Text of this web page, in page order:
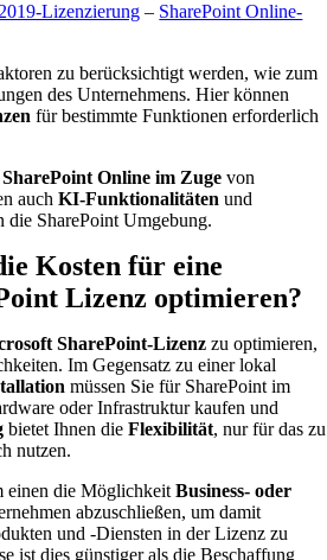
Lizenzierung – SharePoint Online-
zu berücksichtigt werden, wie zum
des Unternehmens. Hier können
für bestimmte Funktionen erforderlich
Online im Zuge von
auchKI-Funktionalitäten und
SharePoint Umgebung.
Kosten für eine
Lizenz optimieren?
SharePoint-Lizenz zu optimieren,
Im Gegensatz zu einer lokal
müssen Sie für SharePoint im
oder Infrastruktur kaufen und
bietet Ihnen dieFlexibilität, nur für das zu
nutzen.
einen die MöglichkeitBusiness- oder
abzuschließen, um damit
und -Diensten in der Lizenz zu
ist dies günstiger als die Beschaffung